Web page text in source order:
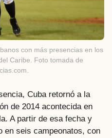
con más presencias en los
Caribe. Foto tomada de
Cuba retornó a la
de 2014 acontecida en
A partir de esa fecha y
en seis campeonatos, con